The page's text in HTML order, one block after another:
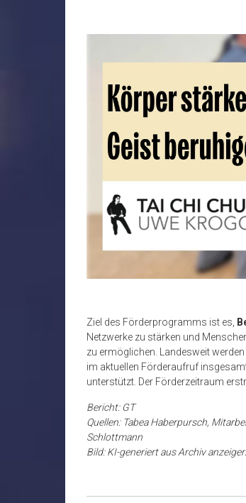
Ziel des Förderprogramms ist es,
Netzwerke zu stärken und
zu ermöglichen. Landesweit werden
im aktuellen Förderaufruf
unterstützt. Der Förderzeitraum
Bericht: GT
Quellen: Tabea Haberpursch,
Schlottmann
Bild: KI-generiert aus Archiv